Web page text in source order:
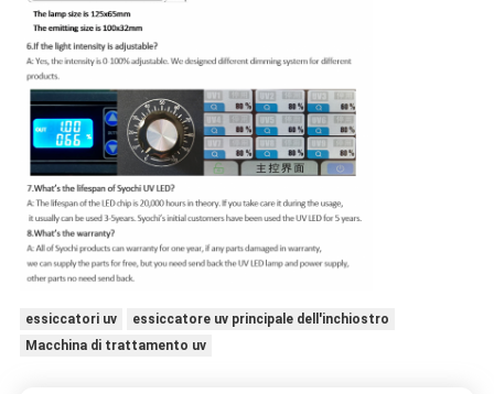
essiccatori uv
essiccatore uv principale dell'inchiostro
Macchina di trattamento uv